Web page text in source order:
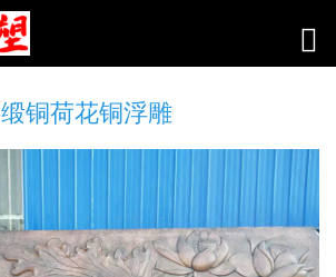
缎铜荷花铜浮雕